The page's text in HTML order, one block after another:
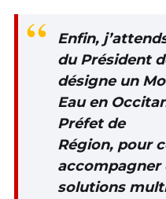
Enfin,
du Président
désigne un
Eau en
Préfet de
Région, pour
accompagner
solutions